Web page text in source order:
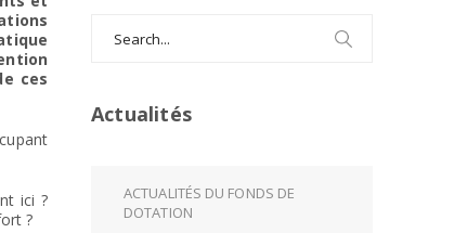
ces
ici ?
?
Actualités
ACTUALITÉS DU FONDS DE
DOTATION